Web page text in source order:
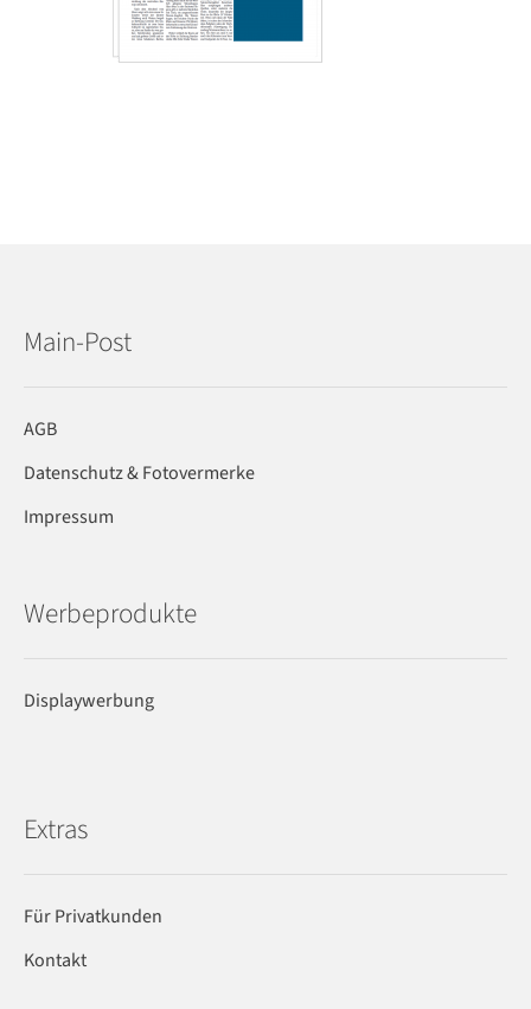
Main-Post
AGB
Datenschutz & Fotovermerke
Impressum
Werbeprodukte
Displaywerbung
Extras
Für Privatkunden
Kontakt